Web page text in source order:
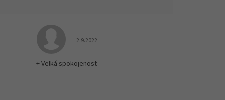
z 5 hvězdiček. Hodnocení obchodu je 5 z 5 hvězdiček.
2.9.2022
+ Velká spokojenost